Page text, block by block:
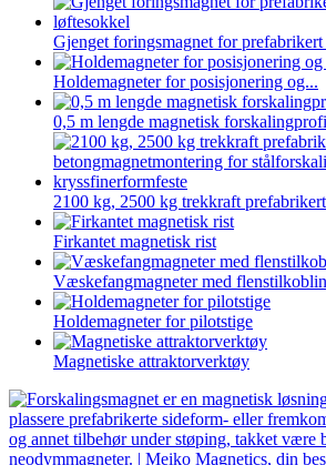
Gjenget foringsmagnet for
Holdemagneter for posisjonering og...
0,5 m lengde magnetisk
2100 kg, 2500 kg trekkraft
Firkantet magnetisk rist
Væskefangmagneter med
Holdemagneter for pilotstige
Magnetiske attraktorverktøy